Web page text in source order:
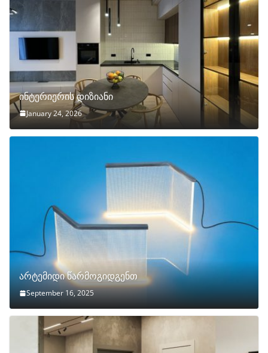
ინტერიერის დიზიანი
January 24, 2026
არტემიდი წარმოგიდგენთ
September 16, 2025